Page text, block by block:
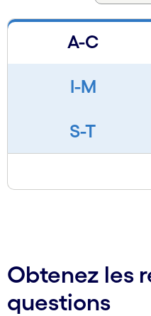
A-C
I-M
S-T
Obtenez les
questions